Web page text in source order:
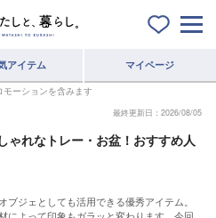
アイテム マイページ
モーションを含みます
最終更新日：2026/08/05
ゃれなトレー・お盆！おすすめ人
ジェとしても活用できる優秀アイテム。